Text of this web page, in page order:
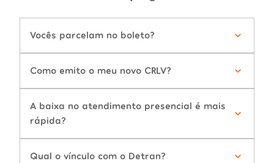
Vocês parcelam no boleto?
Como emito o meu novo CRLV?
A baixa no atendimento presencial é mais
rápida?
Qual o vínculo com o Detran?